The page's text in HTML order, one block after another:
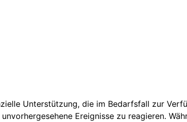
Unterstützung, die im Bedarfsfall zur
Ereignisse zu reagieren.